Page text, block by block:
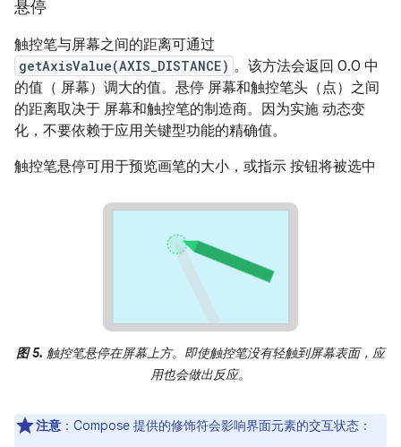
悬停
触控笔与屏幕之间的距离可通过
getAxisValue(AXIS_DISTANCE) 。该方法会返回 0.0 中
的值（ 屏幕）调大的值。悬停 屏幕和触控笔头（点）之间
的距离取决于 屏幕和触控笔的制造商。因为实施 动态变
化，不要依赖于应用关键型功能的精确值。
触控笔悬停可用于预览画笔的大小，或指示 按钮将被选中
图 5. 触控笔悬停在屏幕上方。即使触控笔没有轻触到屏幕表面，应
用也会做出反应。
注意 ：Compose 提供的修饰符会影响界面元素的交互状态：